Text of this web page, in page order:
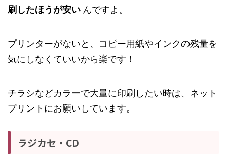
刷したほうが安い んですよ。
プリンターがないと、コピー用紙やインクの残量を
気にしなくていいから楽です！
チラシなどカラーで大量に印刷したい時は、ネット
プリントにお願いしています。
ラジカセ・CD